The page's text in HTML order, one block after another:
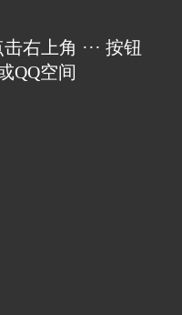
右上角 ··· 按钮
QQ空间